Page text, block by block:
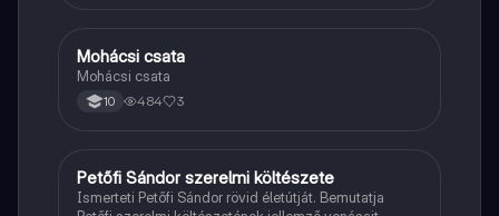
Magyar
Mohácsi csata
Mohácsi csata
10 484 3
Magyar
Petőfi Sándor szerelmi költészete
Ismerteti Petőfi Sándor rövid életútját. Bemutatja